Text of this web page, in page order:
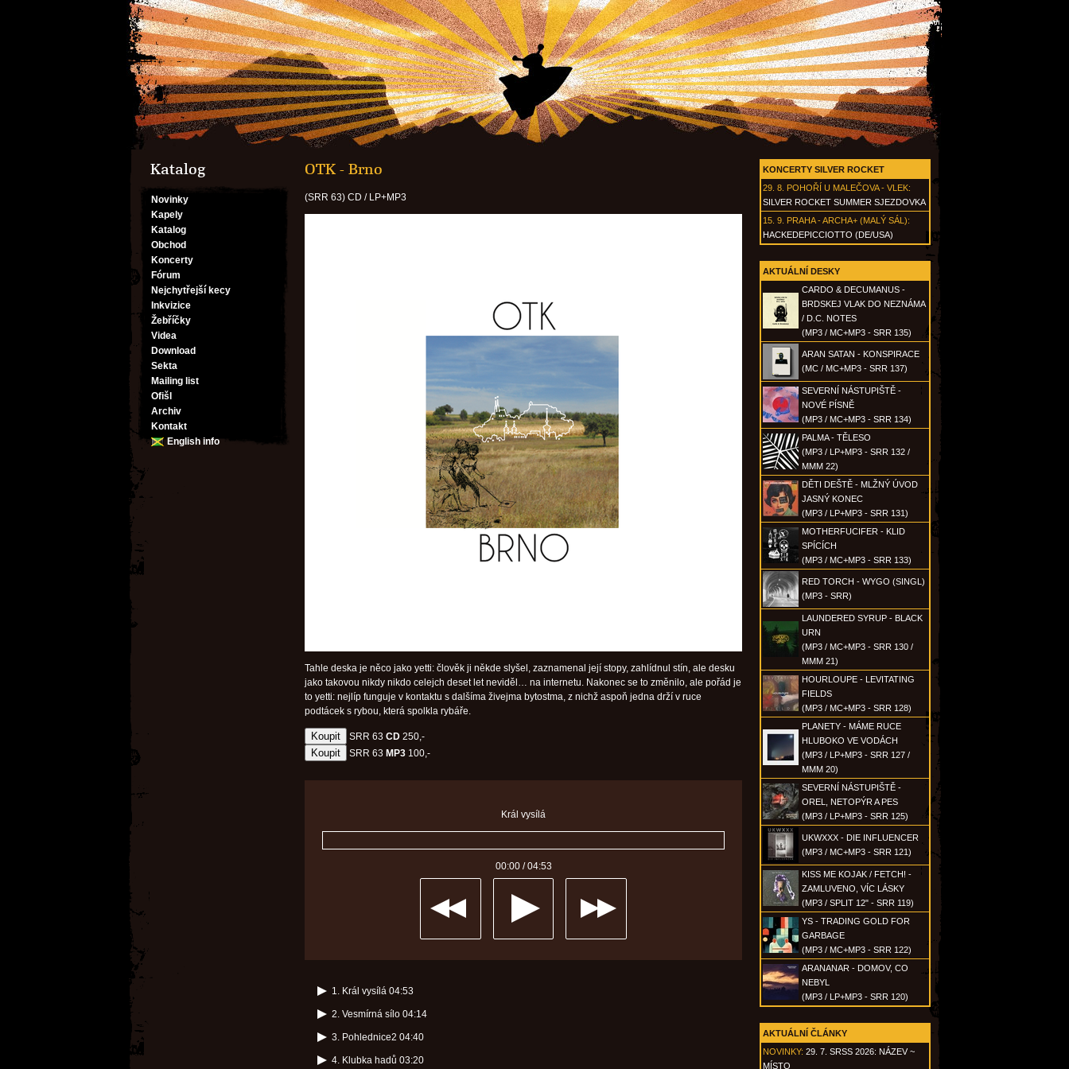
Katalog
Novinky
Kapely
Katalog
Obchod
Koncerty
Fórum
Nejchytřejší kecy
Inkvizice
Žebříčky
Videa
Download
Sekta
Mailing list
Ofišl
Archiv
Kontakt
English info
KONCERTY SILVER ROCKET
29. 8. POHOŘÍ U MALEČOVA - VLEK:
SILVER ROCKET SUMMER SJEZDOVKA
15. 9. PRAHA - ARCHA+ (MALÝ SÁL):
HACKEDEPICCIOTTO (DE/USA)
AKTUÁLNÍ DESKY
CARDO & DECUMANUS -
BRDSKEJ VLAK DO NEZNÁMA
/ D.C. NOTES
(MP3 / MC+MP3 - SRR 135)
ARAN SATAN - KONSPIRACE
(MC / MC+MP3 - SRR 137)
SEVERNÍ NÁSTUPIŠTĚ -
NOVÉ PÍSNĚ
(MP3 / MC+MP3 - SRR 134)
PALMA - TĚLESO
(MP3 / LP+MP3 - SRR 132 /
MMM 22)
DĚTI DEŠTĚ - MLŽNÝ ÚVOD
JASNÝ KONEC
(MP3 / LP+MP3 - SRR 131)
MOTHERFUCIFER - KLID
SPÍCÍCH
(MP3 / MC+MP3 - SRR 133)
RED TORCH - WYGO (SINGL)
(MP3 - SRR)
LAUNDERED SYRUP - BLACK
URN
(MP3 / MC+MP3 - SRR 130 /
MMM 21)
HOURLOUPE - LEVITATING
FIELDS
(MP3 / MC+MP3 - SRR 128)
PLANETY - MÁME RUCE
HLUBOKO VE VODÁCH
(MP3 / LP+MP3 - SRR 127 /
MMM 20)
SEVERNÍ NÁSTUPIŠTĚ -
OREL, NETOPÝR A PES
(MP3 / LP+MP3 - SRR 125)
UKWXXX - DIE INFLUENCER
(MP3 / MC+MP3 - SRR 121)
KISS ME KOJAK / FETCH! -
ZAMLUVENO, VÍC LÁSKY
(MP3 / SPLIT 12" - SRR 119)
YS - TRADING GOLD FOR
GARBAGE
(MP3 / MC+MP3 - SRR 122)
ARANANAR - DOMOV, CO
NEBYL
(MP3 / LP+MP3 - SRR 120)
AKTUÁLNÍ ČLÁNKY
NOVINKY: 29. 7. SRSS 2026: NÁZEV ~
MÍSTO
OTK - Brno
(SRR 63) CD / LP+MP3
Tahle deska je něco jako yetti: člověk ji někde slyšel, zaznamenal její stopy, zahlídnul stín, ale desku
jako takovou nikdy nikdo celejch deset let neviděl… na internetu. Nakonec se to změnilo, ale pořád je
to yetti: nejlíp funguje v kontaktu s dalšíma živejma bytostma, z nichž aspoň jedna drží v ruce
podtácek s rybou, která spolkla rybáře.
SRR 63 CD 250,-
SRR 63 MP3 100,-
Král vysílá
00:00/04:53
1. Král vysílá 04:53
2. Vesmírná sílo 04:14
3. Pohlednice2 04:40
4. Klubka hadů 03:20